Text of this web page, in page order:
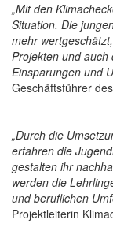
„Mit den
Situation. Die
mehr
Projekten und
Einsparungen und
Geschäftsführer
„Durch die
erfahren die
gestalten ihr
werden die
und beruflichen
Projektleiterin